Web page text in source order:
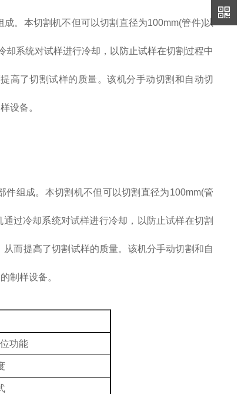
。本切割机不但可以切割直径为100mm(管件)以
系统对试样进行冷却，以防止试样在切割过程中
高了切割试样的质量。该机分手动切割和自动切
设备。
件组成。本切割机不但可以切割直径为100mm(管
通过冷却系统对试样进行冷却，以防止试样在切割
而提高了切割试样的质量。该机分手动切割和自
制样设备。
功能